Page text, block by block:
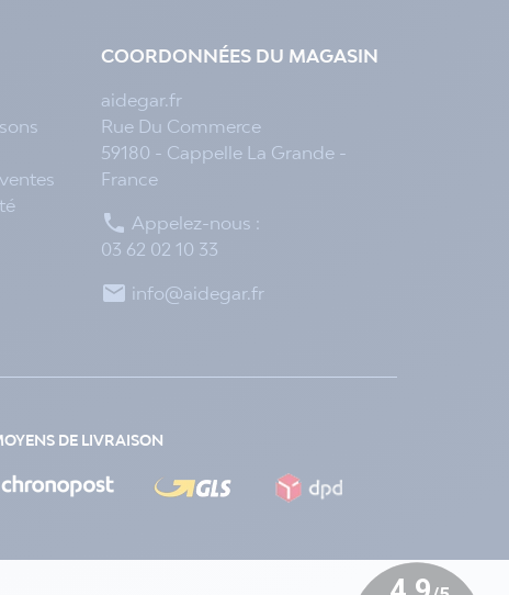
COORDONNÉES DU MAGASIN
aidegar.fr
Rue Du Commerce
59180 - Cappelle La Grande -
France
 Appelez-nous :
03 62 02 10 33
 info@aidegar.fr
DE LIVRAISON